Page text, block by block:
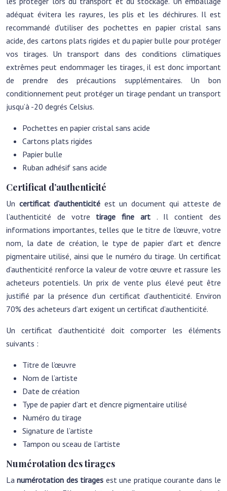
adéquat évitera les rayures, les plis et les déchirures. Il est
recommandé d’utiliser des pochettes en papier cristal sans
acide, des cartons plats rigides et du papier bulle pour protéger
vos tirages. Un transport dans des conditions climatiques
extrêmes peut endommager les tirages, il est donc important
de prendre des précautions supplémentaires. Un bon
conditionnement peut protéger un tirage pendant un transport
jusqu’à -20 degrés Celsius.
Pochettes en papier cristal sans acide
Cartons plats rigides
Papier bulle
Ruban adhésif sans acide
Certificat d’authenticité
Un certificat d’authenticité est un document qui atteste de
l’authenticité de votre tirage fine art . Il contient des
informations importantes, telles que le titre de l’œuvre, votre
nom, la date de création, le type de papier d’art et d’encre
pigmentaire utilisé, ainsi que le numéro du tirage. Un certificat
d’authenticité renforce la valeur de votre œuvre et rassure les
acheteurs potentiels. Un prix de vente plus élevé peut être
justifié par la présence d’un certificat d’authenticité. Environ
70% des acheteurs d’art exigent un certificat d’authenticité.
Un certificat d’authenticité doit comporter les éléments
suivants :
Titre de l’œuvre
Nom de l’artiste
Date de création
Type de papier d’art et d’encre pigmentaire utilisé
Numéro du tirage
Signature de l’artiste
Tampon ou sceau de l’artiste
Numérotation des tirages
Lanumérotation des tirages est une pratique courante dans le